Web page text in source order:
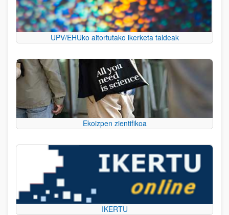
UPV/EHUko aitortutako ikerketa taldeak
Ekoizpen zientifikoa
IKERTU